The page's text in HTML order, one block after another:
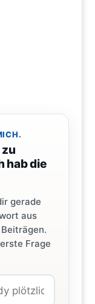
zu
hab die
gerade
aus
Frage